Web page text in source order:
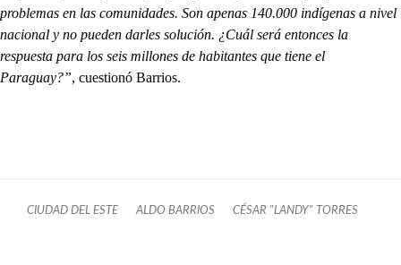
problemas en las comunidades. Son apenas 140.000 indígenas a nivel
nacional y no pueden darles solución. ¿Cuál será entonces la
respuesta para los seis millones de habitantes que tiene el
Paraguay?”, cuestionó Barrios.
CIUDAD DEL ESTE ALDO BARRIOS CÉSAR "LANDY" TORRES